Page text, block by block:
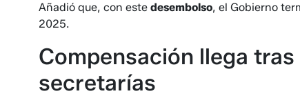
Añadió que, con este desembolso, el Gobierno
2025.
Compensación llega
secretarías